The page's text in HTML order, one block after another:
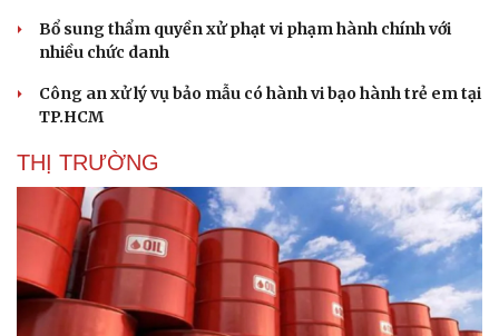
Bổ sung thẩm quyền xử phạt vi phạm hành chính với
nhiều chức danh
Công an xử lý vụ bảo mẫu có hành vi bạo hành trẻ em tại
TP.HCM
THỊ TRƯỜNG